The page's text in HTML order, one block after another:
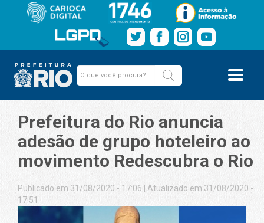
Prefeitura do Rio anuncia
adesão de grupo hoteleiro ao
movimento Redescubra o Rio
Publicado em 31/08/2020 - 17:06
Atualizado em 31/08/2020 -
17:51